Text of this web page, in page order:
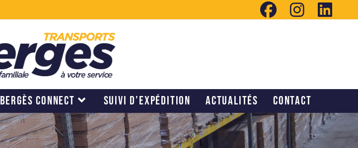
BERGÈS CONNECT SUIVI D’EXPÉDITION ACTUALITÉS CONTACT